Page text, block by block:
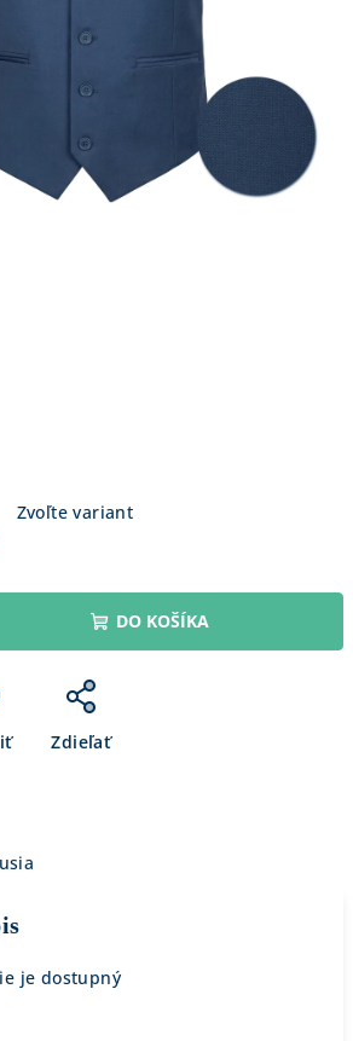
Zvoľte variant
DO KOŠÍKA
Zdieľať
je dostupný